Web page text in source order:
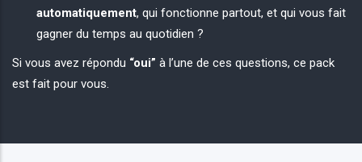
automatiquement, qui fonctionne partout, et qui vous fait
gagner du temps au quotidien ?
Si vous avez répondu “oui” à l’une de ces questions, ce pack
est fait pour vous.